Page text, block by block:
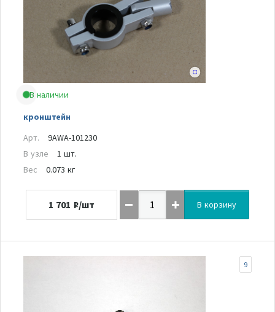
В наличии
кронштейн
Арт.
9AWA-101230
В узле
1 шт.
Вес
0.073 кг
1 701 ₽/шт В корзину
9